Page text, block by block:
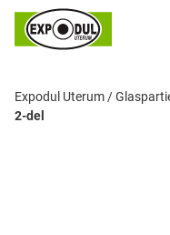
Expodul Uterum/
2-del